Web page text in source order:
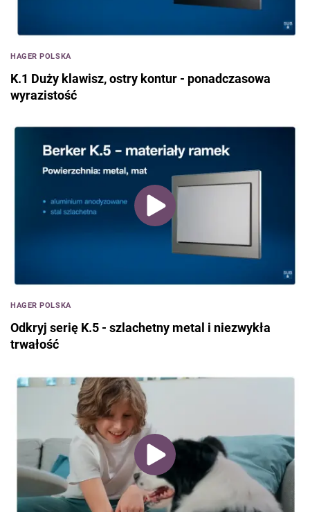
HAGER POLSKA
K.1 Duży klawisz, ostry kontur - ponadczasowa
wyrazistość
HAGER POLSKA
Odkryj serię K.5 - szlachetny metal i niezwykła
trwałość